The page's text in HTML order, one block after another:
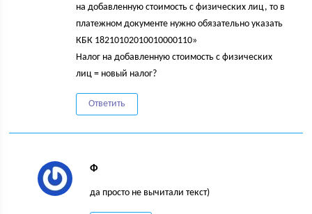
на добавленную стоимость с физических лиц, то в
платежном документе нужно обязательно указать
КБК 18210102010010000110»
Налог на добавленную стоимость с физических
лиц = новый налог?
Ответить
Ф
да просто не вычитали текст)